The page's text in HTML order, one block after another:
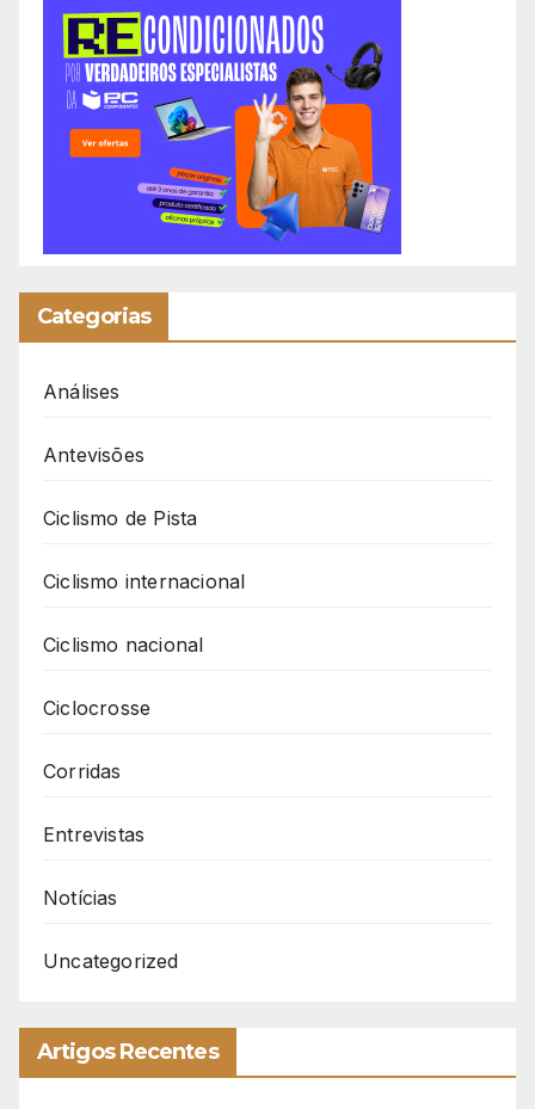
Categorias
Análises
Antevisões
Ciclismo de Pista
Ciclismo internacional
Ciclismo nacional
Ciclocrosse
Corridas
Entrevistas
Notícias
Uncategorized
Artigos Recentes